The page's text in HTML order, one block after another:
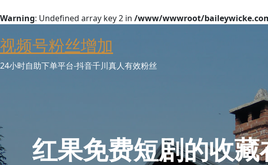
Warning: Undefined array key 2 in /www/wwwroot/
to
content
视频号粉丝增加
24小时自助下单平台-抖音千川真人有效粉丝
红果免费短剧的收